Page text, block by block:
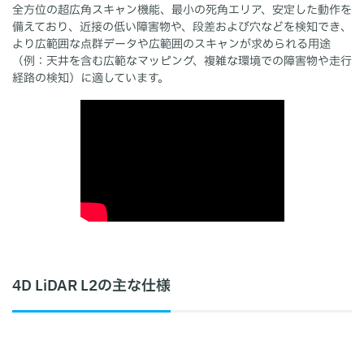
全方位の超広角スキャン機能、最小の死角エリア、安定した動作を
備えており、近接の低い障害物や、段差および穴などを検知でき、
より広範囲な点群データや広範囲のスキャンが求められる用途
（例：天井を含む広範なマッピング、複雑な環境での障害物や走行
経路の検知）に適しています。
4D LiDAR L2の主な仕様